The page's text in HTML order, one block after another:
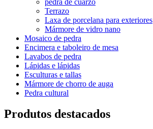
Terrazo
Laxa de porcelana para exteriores
Mármore de vidro nano
Mosaico de pedra
Encimera e taboleiro de mesa
Lavabos de pedra
Lápidas e lápidas
Esculturas e tallas
Mármore de chorro de auga
Pedra cultural
Produtos destacados